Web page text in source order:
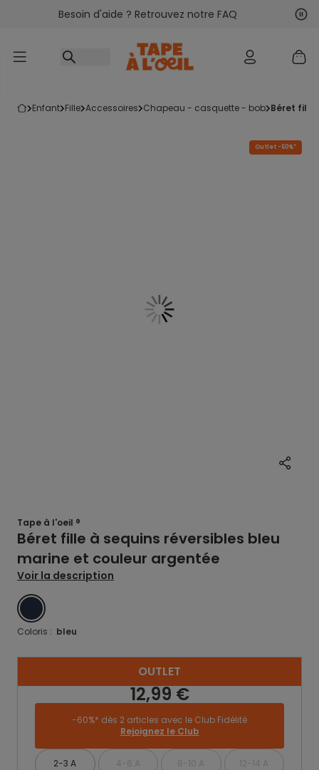
Accéder au contenu
Besoin d'aide ? Retrouvez notre FAQ
enfant fille accessoires chapeau - casquette - bob béret
Outlet -60%*
Tape à l'oeil ®
Béret fille à sequins réversibles bleu
marine et couleur argentée
Voir la description
BLAUW
Coloris : bleu
OUTLET
12,99 €
-60%* dès 2 articles avec le Club Fidélité
Rejoignez le Club
2-3 A 4-6 A 8-10 A
12-14 A